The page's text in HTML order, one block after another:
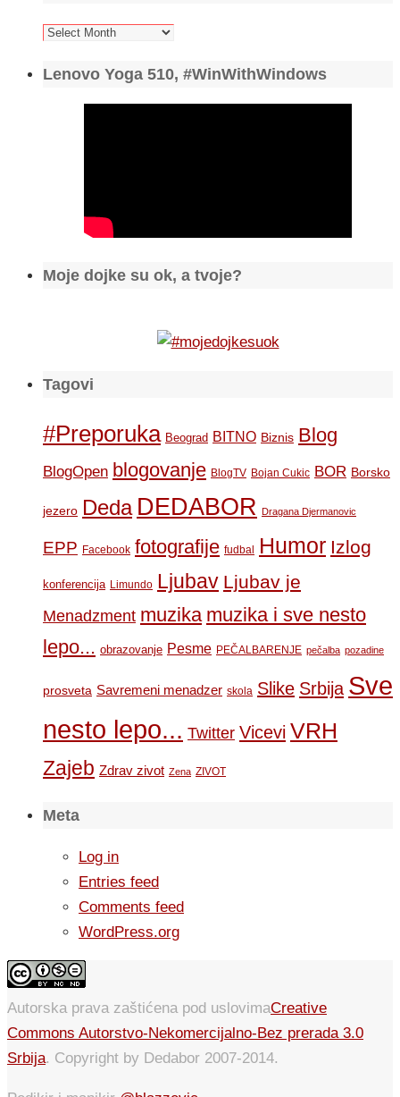
Arhiva
Lenovo Yoga 510, #WinWithWindows
Moje dojke su ok, a tvoje?
Tagovi
#Preporuka Beograd BITNO Biznis Blog
BlogOpen blogovanje BlogTV Bojan Cukic BOR Borsko
jezero Deda DEDABOR Dragana Djermanovic
EPP Facebook fotografije fudbal Humor Izlog
konferencija Limundo Ljubav Ljubav je
Menadzment muzika muzika i sve nesto
lepo... obrazovanje Pesme PEČALBARENJE pečalba pozadine
prosveta Savremeni menadzer skola Slike Srbija Sve
nesto lepo... Twitter Vicevi VRH
Zajeb Zdrav zivot Zena ZIVOT
Meta
Log in
Entries feed
Comments feed
WordPress.org
Autorska prava zaštićena pod uslovimaCreative
Commons Autorstvo-Nekomercijalno-Bez prerada 3.0
Srbija. Copyright by Dedabor 2007-2014.